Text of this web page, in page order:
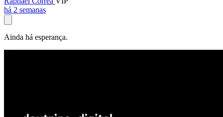
há 2 semanas
Ainda há esperança.